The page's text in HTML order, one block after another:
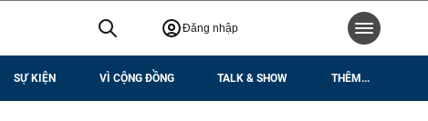
Đăng nhập
SỰ KIỆN VÌ CỘNG ĐỒNG TALK & SHOW THÊM...